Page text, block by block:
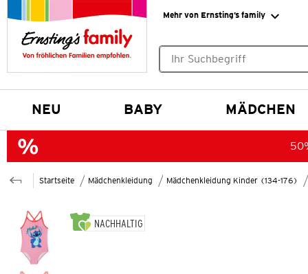
Mehr von Ernsting’s family
NEU BABY MÄDCHEN
Startseite Mädchenkleidung Mädchenkleidung Kinder (134-176)
NACHHALTIG